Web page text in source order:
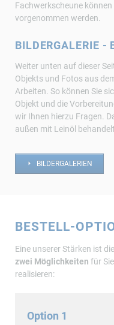
Fachwerkscheune
vorgenommen werden.
BILDERGALERIE -
Weiter unten auf dieser
Objekts und Fotos aus
Arbeiten. So können Sie
Objekt und die
wir Ihnen hierzu Fragen.
außen mit Leinöl
BILDERGALERIEN
BESTELL-
Eine unserer Stärken ist
zwei Möglichkeiten für
realisieren:
Option 1